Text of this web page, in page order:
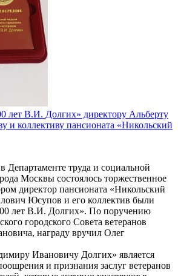
лет В.И. Долгих» директору Альберту
и коллективу пансионата «Никольский
Департаменте труда и социальной
Москвы состоялось торжественное
директор пансионата «Никольский
Юсупов и его коллектив были
лет В.И. Долгих». По поручению
городского Совета ветеранов
награду вручил Олег
Ивановичу Долгих» является
и признания заслуг ветеранов